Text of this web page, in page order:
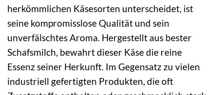
herkömmlichen Käsesorten unterscheidet, ist
seine kompromisslose Qualität und sein
unverfälschtes Aroma. Hergestellt aus bester
Schafsmilch, bewahrt dieser Käse die reine
Essenz seiner Herkunft. Im Gegensatz zu vielen
industriell gefertigten Produkten, die oft